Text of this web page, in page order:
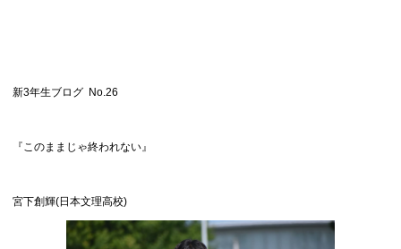
新3年生ブログ No.26
『このままじゃ終われない』
宮下創輝(日本文理高校)